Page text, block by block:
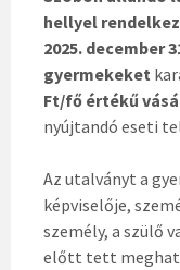
hellyel
2025. december
gyermekeket
Ft/fő értékű
nyújtandó eseti
Az utalványt a
képviselője,
személy, a szülő
előtt tett